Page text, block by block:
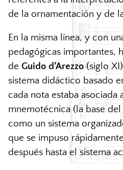
de la ornamentación y de
En la misma línea, y con
pedagógicas importantes,
de Guido d’Arezzo (siglo
sistema didáctico basado
cada nota estaba asociada
mnemotécnica (la base
como un sistema
que se impuso
después hasta el sistema